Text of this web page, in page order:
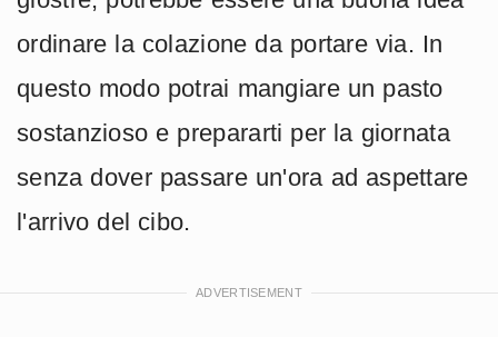
ordinare la colazione da portare via. In
questo modo potrai mangiare un pasto
sostanzioso e prepararti per la giornata
senza dover passare un'ora ad aspettare
l'arrivo del cibo.